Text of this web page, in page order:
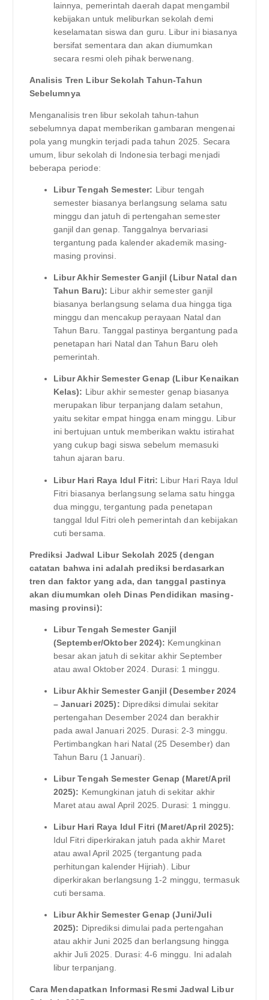
lainnya, pemerintah daerah dapat mengambil
kebijakan untuk meliburkan sekolah demi
keselamatan siswa dan guru. Libur ini biasanya
bersifat sementara dan akan diumumkan
secara resmi oleh pihak berwenang.
Analisis Tren Libur Sekolah Tahun-Tahun
Sebelumnya
Menganalisis tren libur sekolah tahun-tahun
sebelumnya dapat memberikan gambaran mengenai
pola yang mungkin terjadi pada tahun 2025. Secara
umum, libur sekolah di Indonesia terbagi menjadi
beberapa periode:
Libur Tengah Semester: Libur tengah
semester biasanya berlangsung selama satu
minggu dan jatuh di pertengahan semester
ganjil dan genap. Tanggalnya bervariasi
tergantung pada kalender akademik masing-
masing provinsi.
Libur Akhir Semester Ganjil (Libur Natal dan
Tahun Baru): Libur akhir semester ganjil
biasanya berlangsung selama dua hingga tiga
minggu dan mencakup perayaan Natal dan
Tahun Baru. Tanggal pastinya bergantung pada
penetapan hari Natal dan Tahun Baru oleh
pemerintah.
Libur Akhir Semester Genap (Libur Kenaikan
Kelas): Libur akhir semester genap biasanya
merupakan libur terpanjang dalam setahun,
yaitu sekitar empat hingga enam minggu. Libur
ini bertujuan untuk memberikan waktu istirahat
yang cukup bagi siswa sebelum memasuki
tahun ajaran baru.
Libur Hari Raya Idul Fitri: Libur Hari Raya Idul
Fitri biasanya berlangsung selama satu hingga
dua minggu, tergantung pada penetapan
tanggal Idul Fitri oleh pemerintah dan kebijakan
cuti bersama.
Prediksi Jadwal Libur Sekolah 2025 (dengan
catatan bahwa ini adalah prediksi berdasarkan
tren dan faktor yang ada, dan tanggal pastinya
akan diumumkan oleh Dinas Pendidikan masing-
masing provinsi):
Libur Tengah Semester Ganjil
(September/Oktober 2024): Kemungkinan
besar akan jatuh di sekitar akhir September
atau awal Oktober 2024. Durasi: 1 minggu.
Libur Akhir Semester Ganjil (Desember 2024
– Januari 2025): Diprediksi dimulai sekitar
pertengahan Desember 2024 dan berakhir
pada awal Januari 2025. Durasi: 2-3 minggu.
Pertimbangkan hari Natal (25 Desember) dan
Tahun Baru (1 Januari).
Libur Tengah Semester Genap (Maret/April
2025): Kemungkinan jatuh di sekitar akhir
Maret atau awal April 2025. Durasi: 1 minggu.
Libur Hari Raya Idul Fitri (Maret/April 2025):
Idul Fitri diperkirakan jatuh pada akhir Maret
atau awal April 2025 (tergantung pada
perhitungan kalender Hijriah). Libur
diperkirakan berlangsung 1-2 minggu, termasuk
cuti bersama.
Libur Akhir Semester Genap (Juni/Juli
2025): Diprediksi dimulai pada pertengahan
atau akhir Juni 2025 dan berlangsung hingga
akhir Juli 2025. Durasi: 4-6 minggu. Ini adalah
libur terpanjang.
Cara Mendapatkan Informasi Resmi Jadwal Libur